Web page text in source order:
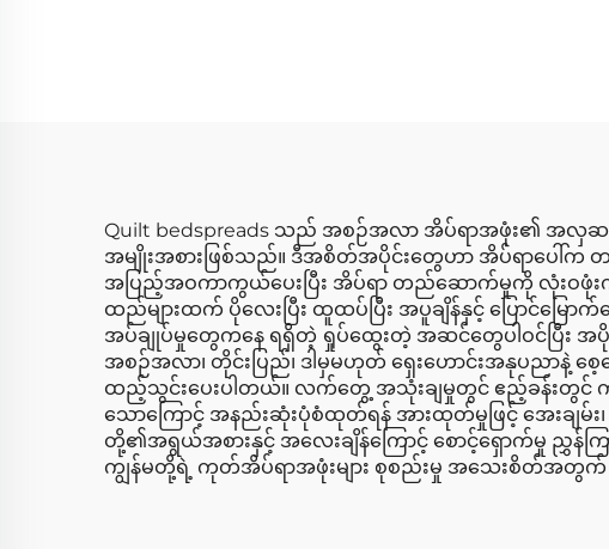
Quilt bedspreads သည် အစဉ်အလာ အိပ်ရာအဖုံး၏ အလှဆ
အမျိုးအစားဖြစ်သည်။ ဒီအစိတ်အပိုင်းတွေဟာ အိပ်ရာပေါ်က
အပြည့်အဝကာကွယ်ပေးပြီး အိပ်ရာ တည်ဆောက်မှုကို လုံးဝဖုံးကွယ်
ထည်များထက် ပိုလေးပြီး ထူထပ်ပြီး အပူချိန်နှင့် ပြောင်မ
အပ်ချုပ်မှုတွေကနေ ရရှိတဲ့ ရှုပ်ထွေးတဲ့ အဆင်တွေပါဝင်ပြီး
အစဉ်အလာ၊ တိုင်းပြည်၊ ဒါမှမဟုတ် ရှေးဟောင်းအနုပညာနဲ့
ထည့်သွင်းပေးပါတယ်။ လက်တွေ့ အသုံးချမှုတွင် ဧည့်ခန်းတွင်
သောကြောင့် အနည်းဆုံးပုံစံထုတ်ရန် အားထုတ်မှုဖြင့် အေးချမ်း
တို့၏အရွယ်အစားနှင့် အလေးချိန်ကြောင့် စောင့်ရှောက်မှု ညွှန်ကြ
ကျွန်မတို့ရဲ့ ကုတ်အိပ်ရာအဖုံးများ စုစည်းမှု အသေးစိတ်